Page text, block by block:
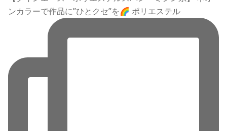
ンカラーで作品に”ひとクセ”を🌈 ポリエステル